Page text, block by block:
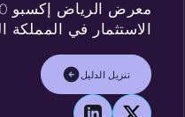
الاستثمار في المملكة
تنزيل الدليل